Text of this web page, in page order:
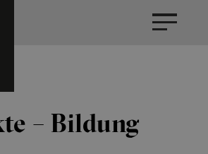
– Bildung